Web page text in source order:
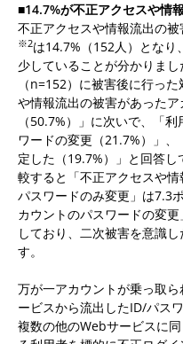
■14.7%が不正アクセスや情
不正アクセスや情報流出の
※2は14.7%（152人）とな
少していることが分かりま
（n=152）に被害後に行っ
や情報流出の被害があった
（50.7%）」に次いで、「
ワードの変更（21.7%）」
定した（19.7%）」と回答
較すると「不正アクセスや
パスワードのみ変更」は7.3
カウントのパスワードの変
しており、二次被害を意識
す。
万が一アカウントが乗っ取
ービスから流出したID/パス
複数の他のWebサービスに